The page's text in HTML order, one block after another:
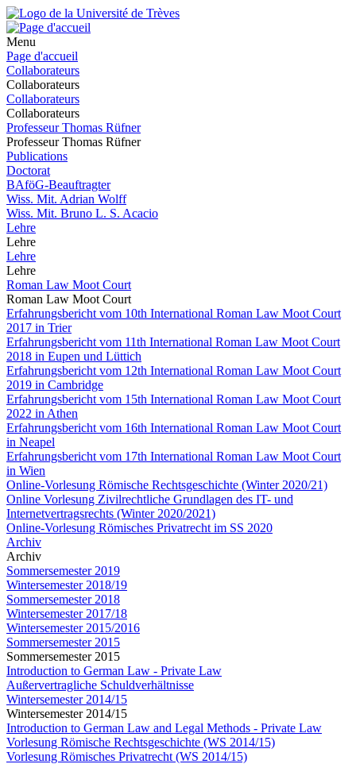
Menu
Page d'accueil
Collaborateurs
Collaborateurs
Collaborateurs
Collaborateurs
Professeur Thomas Rüfner
Professeur Thomas Rüfner
Publications
Doctorat
BAföG-Beauftragter
Wiss. Mit. Adrian Wolff
Wiss. Mit. Bruno L. S. Acacio
Lehre
Lehre
Lehre
Lehre
Roman Law Moot Court
Roman Law Moot Court
Erfahrungsbericht vom 10th International Roman Law Moot Court
2017 in Trier
Erfahrungsbericht vom 11th International Roman Law Moot Court
2018 in Eupen und Lüttich
Erfahrungsbericht vom 12th International Roman Law Moot Court
2019 in Cambridge
Erfahrungsbericht vom 15th International Roman Law Moot Court
2022 in Athen
Erfahrungsbericht vom 16th International Roman Law Moot Court
in Neapel
Erfahrungsbericht vom 17th International Roman Law Moot Court
in Wien
Online-Vorlesung Römische Rechtsgeschichte (Winter 2020/21)
Online Vorlesung Zivilrechtliche Grundlagen des IT- und
Internetvertragsrechts (Winter 2020/2021)
Online-Vorlesung Römisches Privatrecht im SS 2020
Archiv
Archiv
Sommersemester 2019
Wintersemester 2018/19
Sommersemester 2018
Wintersemester 2017/18
Wintersemester 2015/2016
Sommersemester 2015
Sommersemester 2015
Introduction to German Law - Private Law
Außervertragliche Schuldverhältnisse
Wintersemester 2014/15
Wintersemester 2014/15
Introduction to German Law and Legal Methods - Private Law
Vorlesung Römische Rechtsgeschichte (WS 2014/15)
Vorlesung Römisches Privatrecht (WS 2014/15)